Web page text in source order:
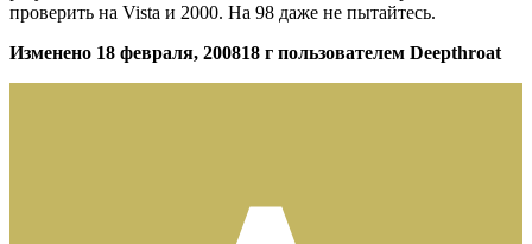
проверить на Vista и 2000. На 98 даже не пытайтесь.
Изменено 18 февраля, 200818 г пользователем Deepthroat